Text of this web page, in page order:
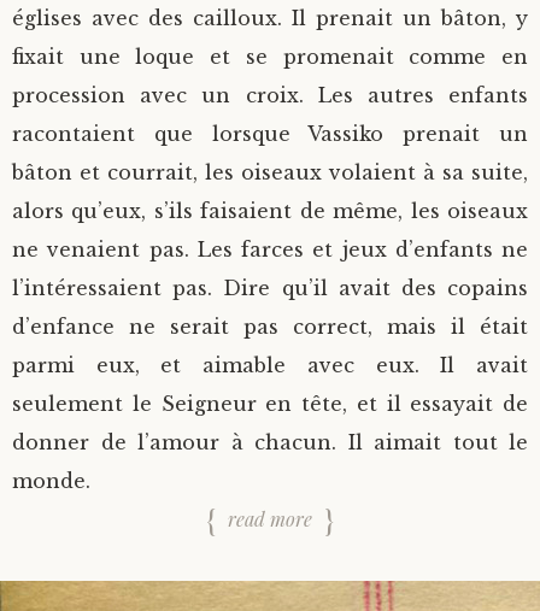
églises avec des cailloux. Il prenait un bâton, y
fixait une loque et se promenait comme en
procession avec un croix. Les autres enfants
racontaient que lorsque Vassiko prenait un
bâton et courrait, les oiseaux volaient à sa suite,
alors qu’eux, s’ils faisaient de même, les oiseaux
ne venaient pas. Les farces et jeux d’enfants ne
l’intéressaient pas. Dire qu’il avait des copains
d’enfance ne serait pas correct, mais il était
parmi eux, et aimable avec eux. Il avait
seulement le Seigneur en tête, et il essayait de
donner de l’amour à chacun. Il aimait tout le
monde.
read more